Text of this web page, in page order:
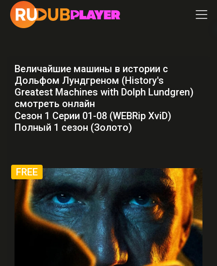
Величайшие машины в истории с
Дольфом Лундгреном (History's
Greatest Machines with Dolph Lundgren)
смотреть онлайн
Сезон 1 Серии 01-08 (WEBRip XviD)
Полный 1 сезон (Золото)
FREE